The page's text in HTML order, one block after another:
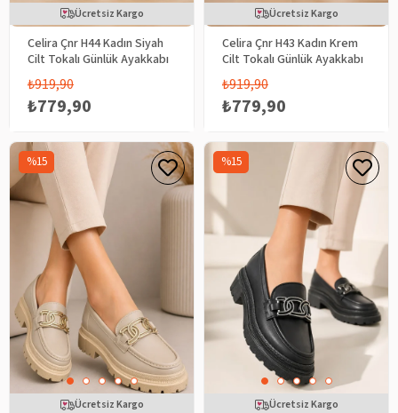
Celira Çnr H44 Kadın Siyah
Cilt Tokalı Günlük Ayakkabı
₺779,90
₺919,90
Ücretsiz Kargo
Celira Çnr H43 Kadın Krem
Cilt Tokalı Günlük Ayakkabı
₺779,90
₺919,90
Ücretsiz Kargo
%15
Ücretsiz Kargo
%15
Ücretsiz Kargo